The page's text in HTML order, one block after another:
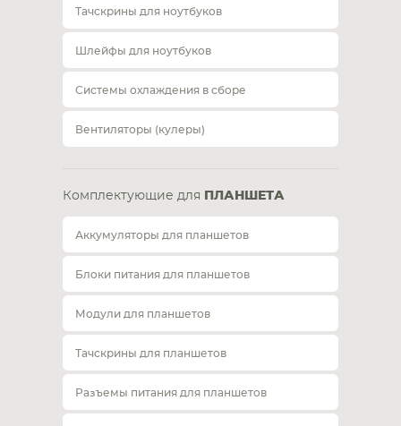
Тачскрины для ноутбуков
Шлейфы для ноутбуков
Системы охлаждения в сборе
Вентиляторы (кулеры)
Комплектующие для ПЛАНШЕТА
Аккумуляторы для планшетов
Блоки питания для планшетов
Модули для планшетов
Тачскрины для планшетов
Разъемы питания для планшетов